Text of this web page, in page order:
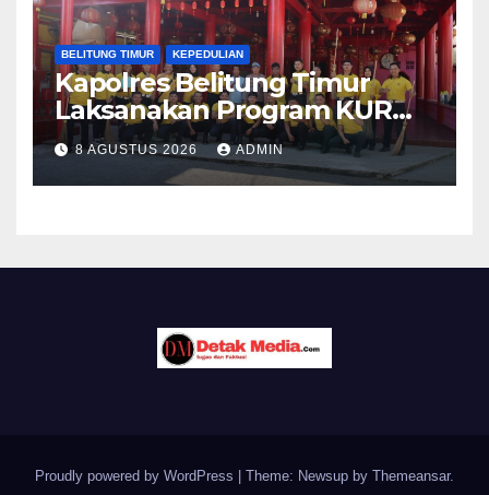
BELITUNG TIMUR KEPEDULIAN
Kapolres Belitung Timur
Laksanakan Program KURMA
di Kelenteng Dharma Suci
Manggar, Wujud Kepedulian
Polri terhadap Kebersihan
8 AGUSTUS 2026 ADMIN
Proudly powered by WordPress Theme: Newsup by Themeansar.